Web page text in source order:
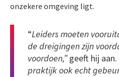
onzekere omgeving ligt.
“Leiders moeten
de dreigingen zijn
voordoen,”geeft hij aan.
praktijk ook echt